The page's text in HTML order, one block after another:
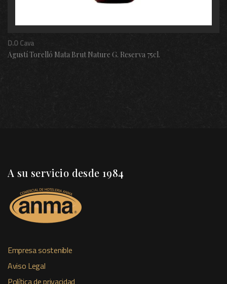
D.O Cava
Agustí Torelló Mata Brut Nature G. Reserva 75cl.
A su servicio desde 1984
Empresa sostenible
Aviso Legal
Política de privacidad